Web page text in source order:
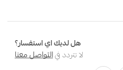
هل لديك اي استفسار؟
لا تتردد فيالتواصل معنا